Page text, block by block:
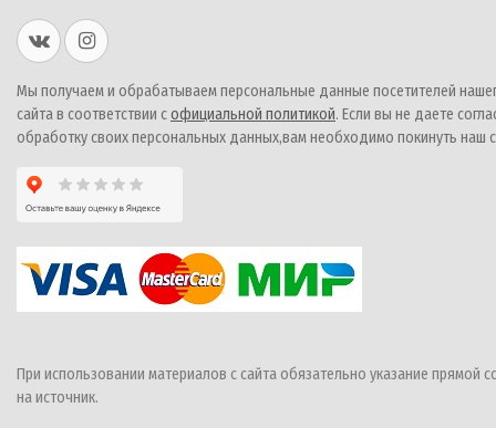
Мы получаем и обрабатываем персональные данные посетителей
сайта в соответствии софициальной политикой. Если вы не даете
обработку своих персональных данных,вам необходимо покинуть наш
При использовании материалов с сайта обязательно указание прямой
на источник.